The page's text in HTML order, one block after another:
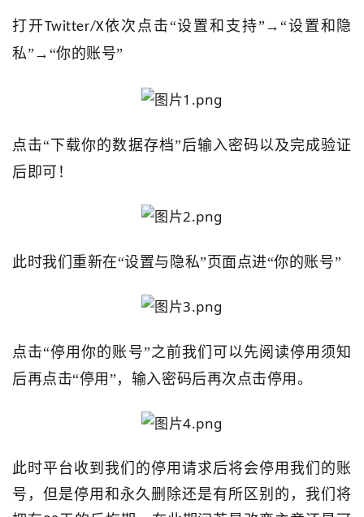
打开Twitter/X依次点击“设置和支持”→“设置和隐
私”→“你的账号”
点击“下载你的数据存档”后输入密码以及完成验证
后即可！
此时我们重新在“设置与隐私”页面点进“你的账号”
点击“停用你的账号”之前我们可以先阅读停用须知
后再点击“停用”，输入密码后再次点击停用。
此时平台收到我们的停用请求后将会停用我们的账
号，但是停用和永久删除还是有所区别的，我们将